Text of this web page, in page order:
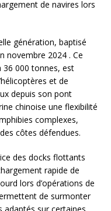
de navires lors
génération, baptisé
novembre 2024 . Ce
36 000 tonnes, est
et de
depuis son pont
chinoise une flexibilité
complexes,
côtes défendues.
des docks flottants
rapide de
lors d’opérations de
de surmonter
adaptés sur certaines